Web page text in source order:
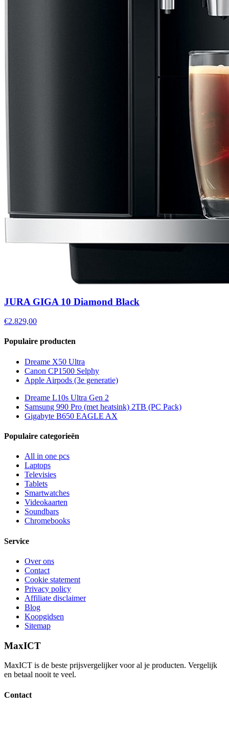
JURA GIGA 10 Diamond Black
€2.829,00
Populaire producten
Dreame X50 Ultra
Canon CP1500 Selphy
Apple Airpods (3e generatie)
Dreame L10s Ultra Gen 2
Samsung 990 Pro (met heatsink) 2TB (PC Pack)
Gigabyte B650 EAGLE AX
Populaire categorieën
All in one pcs
Laptops
Televisies
Tablets
Smartwatches
Videokaarten
Soundbars
Chromebooks
Service
Over ons
Contact
Cookie statement
Privacy policy
Affiliate disclaimer
Blog
Koopgidsen
Sitemap
MaxICT
MaxICT is de beste prijsvergelijker voor al je producten. Vergelijk
en betaal nooit te veel.
Contact